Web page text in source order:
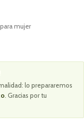
mujer
lo prepararemos
. Gracias por tu